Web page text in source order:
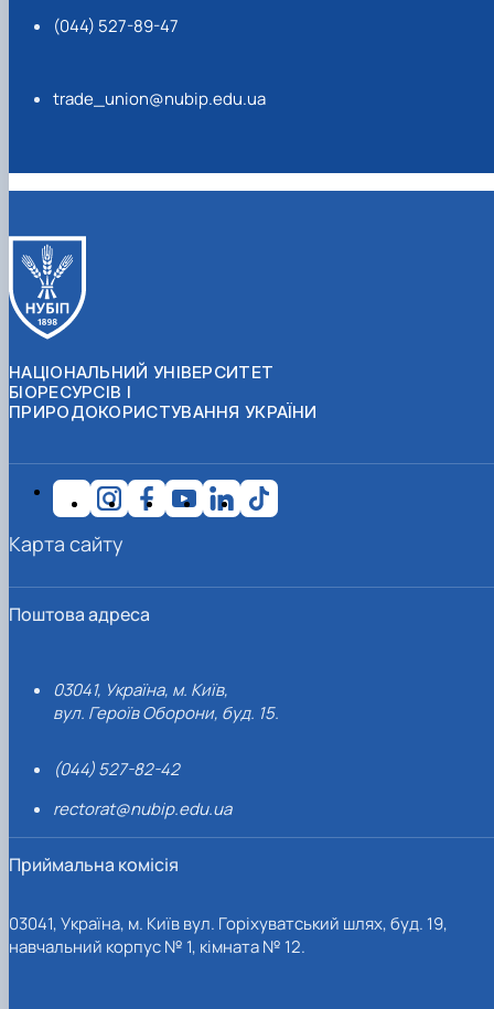
(044) 527-89-47
trade_union@nubip.edu.ua
НАЦІОНАЛЬНИЙ УНІВЕРСИТЕТ
БІОРЕСУРСІВ І
ПРИРОДОКОРИСТУВАННЯ УКРАЇНИ
Поштова адреса
03041, Україна, м. Київ,
вул. Героїв Оборони, буд. 15.
(044) 527-82-42
rectorat@nubip.edu.ua
Приймальна комісія
03041, Україна, м. Київ вул. Горіхуватський шлях, буд. 19,
навчальний корпус № 1, кімната № 12.
Карта сайту